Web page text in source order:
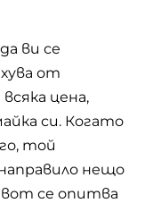
ви се
от
цена,
си. Когато
той
нещо
се опитва